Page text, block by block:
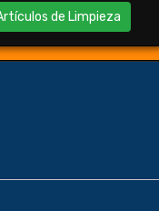
de Limpieza